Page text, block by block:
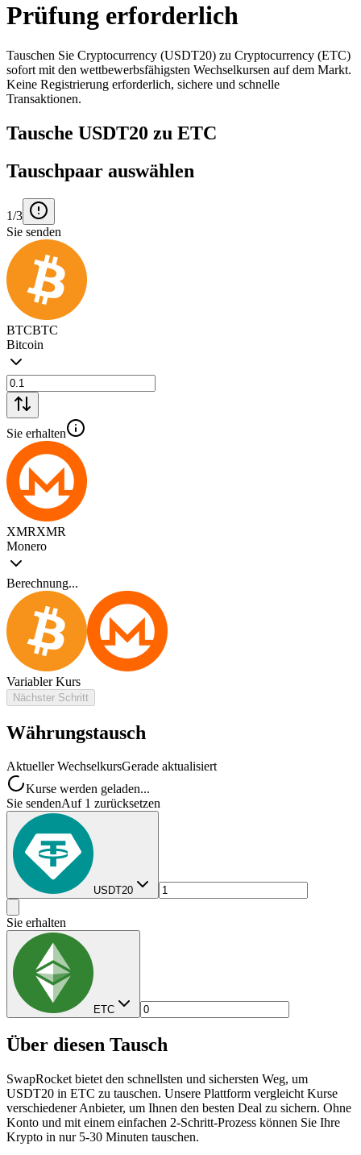
Prüfung erforderlich
Tauschen Sie Cryptocurrency (USDT20) zu Cryptocurrency (ETC)
sofort mit den wettbewerbsfähigsten Wechselkursen auf dem Markt.
Keine Registrierung erforderlich, sichere und schnelle
Transaktionen.
Tausche USDT20 zu ETC
Tauschpaar auswählen
1/3
Sie senden
BTCBTC
Bitcoin
Sie erhalten
XMRXMR
Monero
Berechnung...
Variabler Kurs
Nächster Schritt
Währungstausch
Aktueller WechselkursGerade aktualisiert
Kurse werden geladen...
Sie sendenAuf 1 zurücksetzen
USDT20
Sie erhalten
ETC
Über diesen Tausch
SwapRocket bietet den schnellsten und sichersten Weg, um
USDT20 in ETC zu tauschen. Unsere Plattform vergleicht Kurse
verschiedener Anbieter, um Ihnen den besten Deal zu sichern. Ohne
Konto und mit einem einfachen 2-Schritt-Prozess können Sie Ihre
Krypto in nur 5-30 Minuten tauschen.